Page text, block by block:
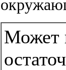
Может